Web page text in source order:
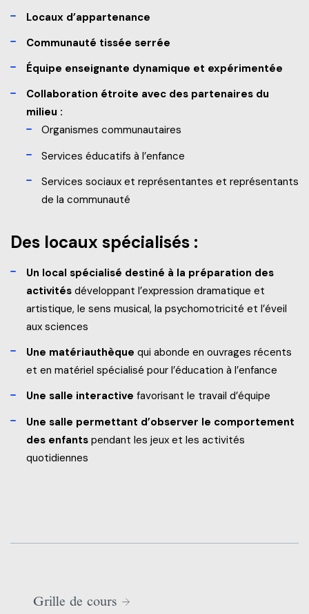
Grille de cours
Locaux d’appartenance
Communauté tissée serrée
Équipe enseignante dynamique et expérimentée
Collaboration étroite avec des partenaires du
milieu :
Organismes communautaires
Services éducatifs à l’enfance
Services sociaux et représentantes et représentants
de la communauté
Des locaux spécialisés :
Un local spécialisé destiné à la préparation des
activitésdéveloppant l’expression dramatique et
artistique, le sens musical, la psychomotricité et l’éveil
aux sciences
Une matériauthèque qui abonde en ouvrages récents
et en matériel spécialisé pour l’éducation à l’enfance
Une salle interactive favorisant le travail d’équipe
Une salle permettant d’observer le comportement
des enfantspendant les jeux et les activités
quotidiennes